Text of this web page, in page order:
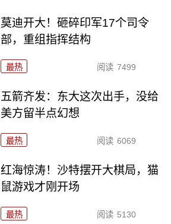
莫迪开大！砸碎印军17个司令
部，重组指挥结构
最热 阅读 7499
五箭齐发：东大这次出手，没给
美方留半点幻想
最热 阅读 6069
红海惊涛！沙特摆开大棋局，猫
鼠游戏才刚开场
最热 阅读 5130